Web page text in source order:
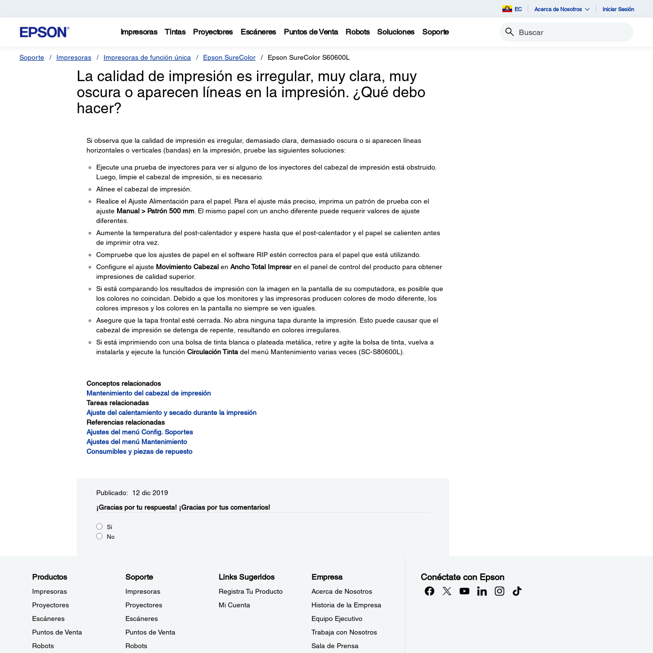
EC Acerca de Nosotros Iniciar Sesión
Impresoras Tintas Proyectores Escáneres Puntos de Venta Robots Soluciones Soporte Buscar
Soporte Impresoras Impresoras de función única Epson SureColor Epson SureColor S60600L
La calidad de impresión es irregular, muy clara, muy
oscura o aparecen líneas en la impresión. ¿Qué debo
hacer?
Si observa que la calidad de impresión es irregular, demasiado clara, demasiado oscura o si aparecen líneas
horizontales o verticales (bandas) en la impresión, pruebe las siguientes soluciones:
Ejecute una prueba de inyectores para ver si alguno de los inyectores del cabezal de impresión está obstruido.
Luego, limpie el cabezal de impresión, si es necesario.
Alinee el cabezal de impresión.
Realice el Ajuste Alimentación para el papel. Para el ajuste más preciso, imprima un patrón de prueba con el
ajuste Manual > Patrón 500 mm. El mismo papel con un ancho diferente puede requerir valores de ajuste
diferentes.
Aumente la temperatura del post-calentador y espere hasta que el post-calentador y el papel se calienten antes
de imprimir otra vez.
Compruebe que los ajustes de papel en el software RIP estén correctos para el papel que está utilizando.
Configure el ajuste Movimiento Cabezalen Ancho Total Impresren el panel de control del producto para obtener
impresiones de calidad superior.
Si está comparando los resultados de impresión con la imagen en la pantalla de su computadora, es posible que
los colores no coincidan. Debido a que los monitores y las impresoras producen colores de modo diferente, los
colores impresos y los colores en la pantalla no siempre se ven iguales.
Asegure que la tapa frontal esté cerrada. No abra ninguna tapa durante la impresión. Esto puede causar que el
cabezal de impresión se detenga de repente, resultando en colores irregulares.
Si está imprimiendo con una bolsa de tinta blanca o plateada metálica, retire y agite la bolsa de tinta, vuelva a
instalarla y ejecute la función Circulación Tintadel menú Mantenimiento varias veces (SC-S80600L).
Conceptos relacionados
Mantenimiento del cabezal de impresión
Tareas relacionadas
Ajuste del calentamiento y secado durante la impresión
Referencias relacionadas
Ajustes del menú Config. Soportes
Ajustes del menú Mantenimiento
Consumibles y piezas de repuesto
Publicado: 12 dic 2019
¡Gracias por tu respuesta! ¡Gracias por tus comentarios!
Sí
No
Productos
Impresoras
Proyectores
Escáneres
Puntos de Venta
Robots
Soporte
Impresoras
Proyectores
Escáneres
Puntos de Venta
Robots
Links Sugeridos
Registra Tu Producto
Mi Cuenta
Empresa
Acerca de Nosotros
Historia de la Empresa
Equipo Ejecutivo
Trabaja con Nosotros
Sala de Prensa
Conéctate con Epson